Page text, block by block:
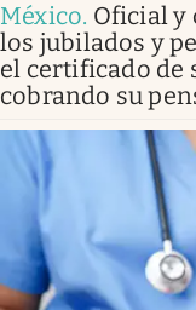
México. Oficial y
los jubilados y
el certificado de
cobrando su